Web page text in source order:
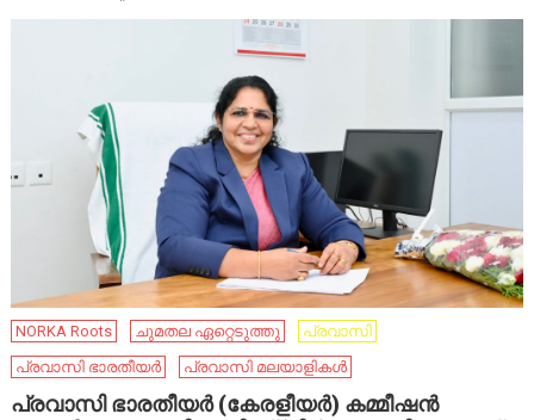
NORKA Roots ചുമതല ഏറ്റെടുത്തു
പ്രവാസി
പ്രവാസി ഭാരതീയര്‍
പ്രവാസി മലയാളികൾ
പ്രവാസി ഭാരതീയര്‍ (കേരളീയര്‍) കമ്മീഷന്‍